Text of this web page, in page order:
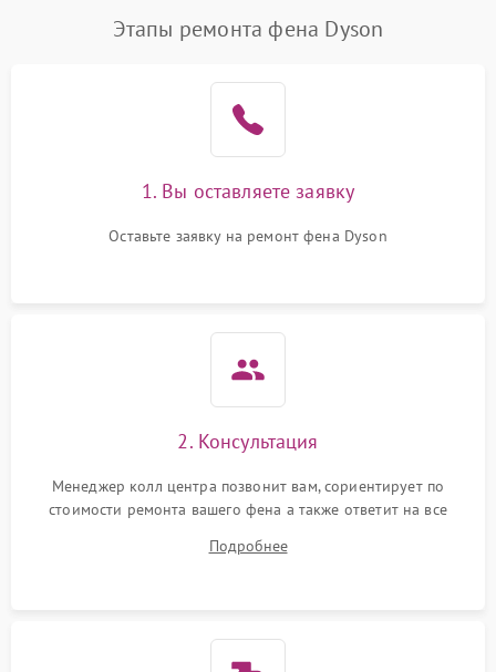
Этапы ремонта фена Dyson
1. Вы оставляете заявку
Оставьте заявку на ремонт фена Dyson
2. Консультация
Менеджер колл центра позвонит вам, сориентирует по
стоимости ремонта вашего фена а также ответит на все
Подробнее